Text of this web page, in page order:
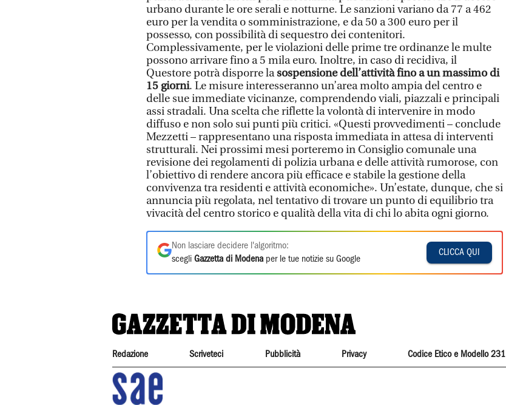
urbano durante le ore serali e notturne. Le sanzioni variano da 77 a 462
euro per la vendita o somministrazione, e da 50 a 300 euro per il
possesso, con possibilità di sequestro dei contenitori.
Complessivamente, per le violazioni delle prime tre ordinanze le multe
possono arrivare fino a 5 mila euro. Inoltre, in caso di recidiva, il
Questore potrà disporre lasospensione dell’attività fino a un massimo di
15 giorni. Le misure interesseranno un’area molto ampia del centro e
delle sue immediate vicinanze, comprendendo viali, piazzali e principali
assi stradali. Una scelta che riflette la volontà di intervenire in modo
diffuso e non solo sui punti più critici. «Questi provvedimenti – conclude
Mezzetti – rappresentano una risposta immediata in attesa di interventi
strutturali. Nei prossimi mesi porteremo in Consiglio comunale una
revisione dei regolamenti di polizia urbana e delle attività rumorose, con
l’obiettivo di rendere ancora più efficace e stabile la gestione della
convivenza tra residenti e attività economiche». Un’estate, dunque, che si
annuncia più regolata, nel tentativo di trovare un punto di equilibrio tra
vivacità del centro storico e qualità della vita di chi lo abita ogni giorno.
Non lasciare decidere l'algoritmo:
scegli Gazzetta di Modena per le tue notizie su Google
CLICCA QUI
Redazione Scriveteci Pubblicità Privacy Codice Etico e Modello 231